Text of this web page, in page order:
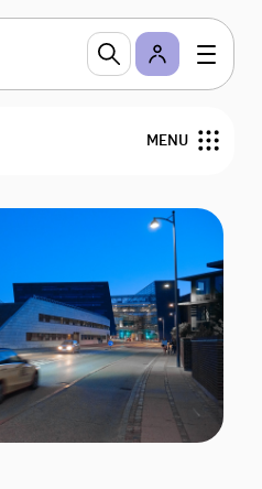
MENU